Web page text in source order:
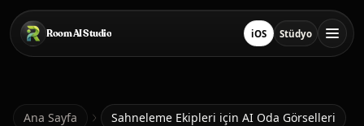
Ana içeriğe geç
Room AI Studio
Ana Sayfa iOSApp Store'ten İndir
StüdyoStüdyoyu Aç
Ana Sayfa Sahneleme Ekipleri için AI Oda Görselleri